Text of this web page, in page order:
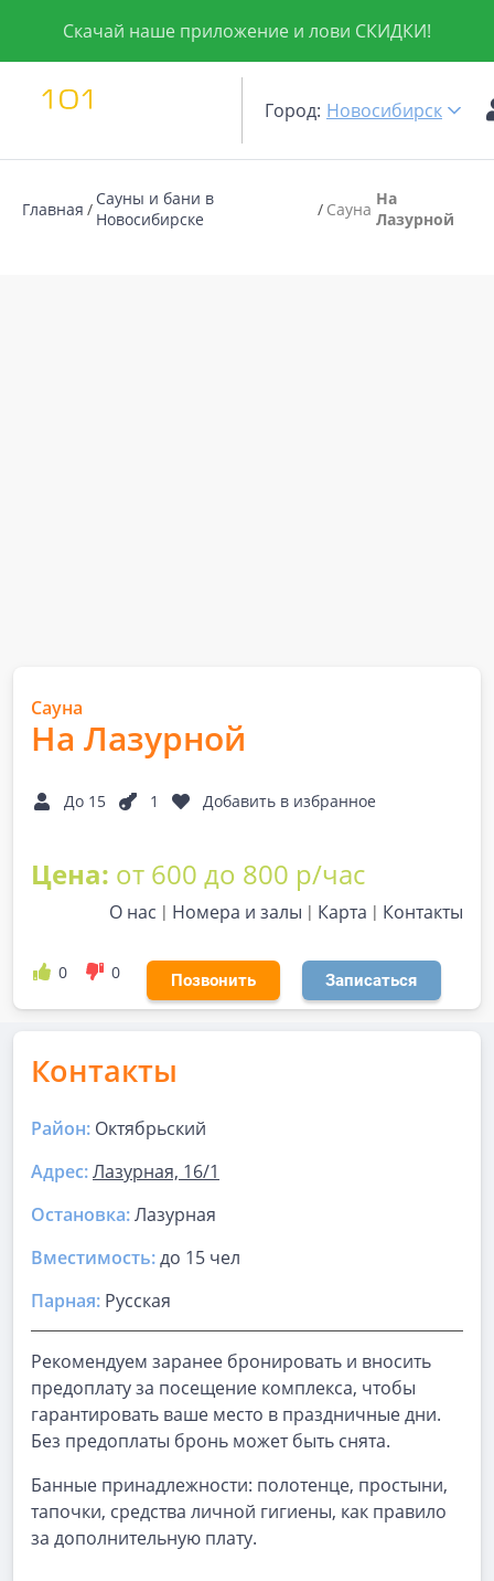
Скачай наше приложение и лови СКИДКИ!
Город: Новосибирск
Главная
Сауны и бани в
Новосибирске
Сауна На
Лазурной
Сауна
На Лазурной
До 15 1 Добавить в избранное
Цена: от 600 до 800 р/час
О нас Номера и залы Карта Контакты
0 0 Позвонить Записаться
Контакты
Район: Октябрьский
Адрес:Лазурная, 16/1
Остановка:Лазурная
Вместимость:до 15 чел
Парная: Русская
Рекомендуем заранее бронировать и вносить
предоплату за посещение комплекса, чтобы
гарантировать ваше место в праздничные дни.
Без предоплаты бронь может быть снята.
Банные принадлежности: полотенце, простыни,
тапочки, средства личной гигиены, как правило
за дополнительную плату.